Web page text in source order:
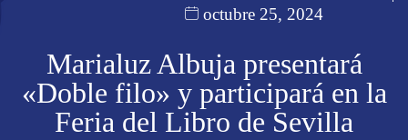
octubre 25, 2024
Marialuz Albuja presentará
«Doble filo» y participará en la
Feria del Libro de Sevilla